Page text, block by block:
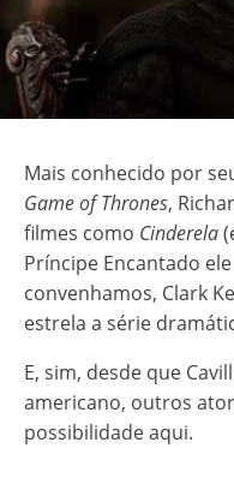
Mais conhecido por
Game of Thrones,
filmes como Cinderela
Príncipe Encantado
convenhamos, Clark
estrela a série
E, sim, desde que
americano, outros
possibilidade aqui.